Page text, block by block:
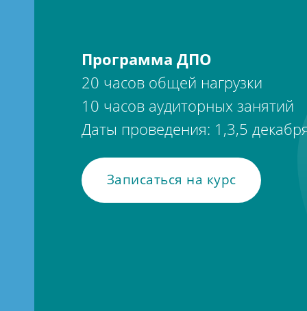
Записаться на курс
Программа ДПО
20 часов общей нагрузки
10 часов аудиторных занятий
Даты проведения: 1,3,5